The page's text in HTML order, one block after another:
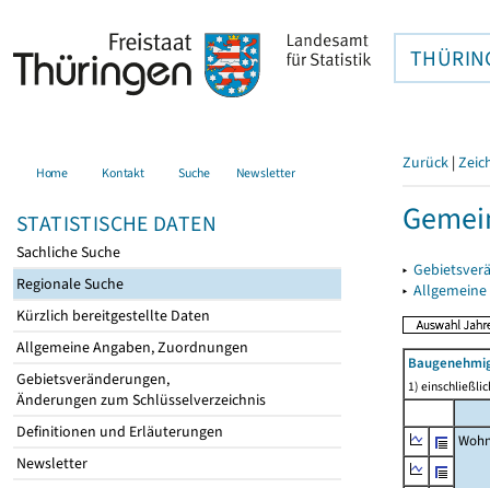
Home Kontakt Suche Newsletter
STATISTISCHE DATEN
Sachliche Suche
Regionale Suche
Kürzlich bereitgestellte Daten
Allgemeine Angaben, Zuordnungen
Gebietsveränderungen,
Änderungen zum Schlüsselverzeichnis
Definitionen und Erläuterungen
Newsletter
Zurück |
▸
▸
1)